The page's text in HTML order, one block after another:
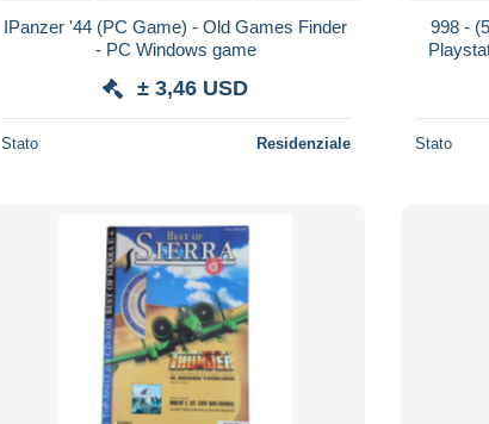
IPanzer '44 (PC Game) - Old Games Finder
- PC Windows game
± 3,46 USD
Stato Residenziale
998 -
Stato